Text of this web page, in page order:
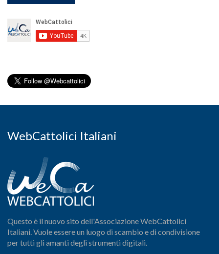
WebCattolici Italiani
Questo è il nuovo sito dell'Associazione WebCattolici
Italiani. Vuole essere un luogo di scambio e di condivisione
per tutti gli amanti degli strumenti digitali.